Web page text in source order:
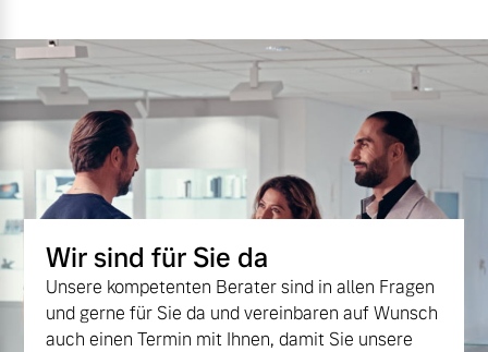
Mehr erfahren
Wir sind für Sie da
Unsere kompetenten Berater sind in allen Fragen
und gerne für Sie da und vereinbaren auf Wunsch
auch einen Termin mit Ihnen, damit Sie unsere